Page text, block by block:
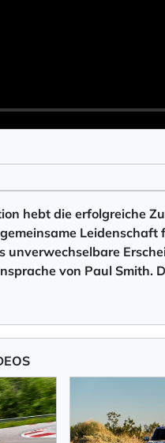
hebt die erfolgreiche
unverwechselbare
von Paul Smith.